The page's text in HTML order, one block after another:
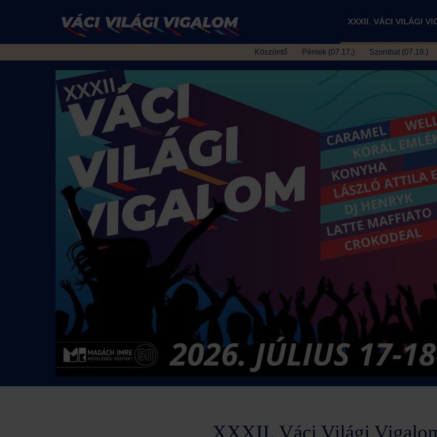
XXXII. VÁCI VILÁGI
Köszöntő Péntek (07.17.) Szombat (07.18.)
XXXII. Váci Világi